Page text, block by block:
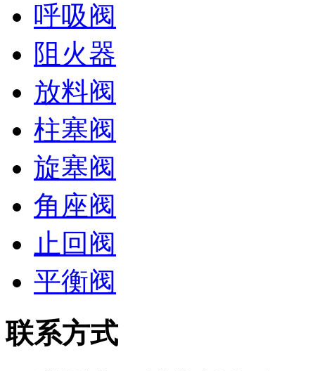
呼吸阀
阻火器
放料阀
柱塞阀
旋塞阀
角座阀
止回阀
平衡阀
联系方式